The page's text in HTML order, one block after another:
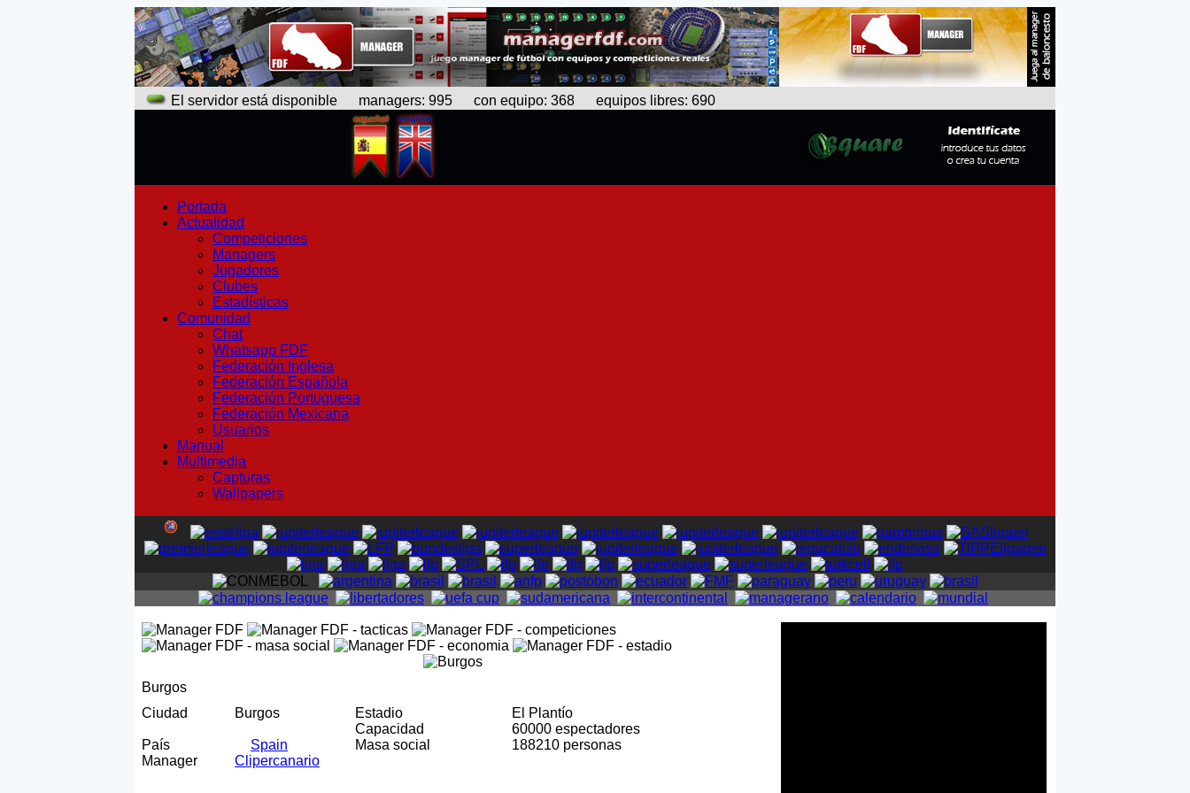
El servidor está disponible managers: 995 con equipo: 368 equipos libres: 690
Portada
Actualidad
Competiciones
Managers
Jugadores
Clubes
Estadísticas
Comunidad
Chat
Whatsapp FDF
Federación Inglesa
Federación Española
Federación Portuguesa
Federación Mexicana
Usuarios
Manual
Multimedia
Capturas
Wallpapers
Burgos
Ciudad
Burgos Estadio
El Plantío
Capacidad
60000 espectadores
País
Spain Masa social
188210 personas
Manager
Clipercanario